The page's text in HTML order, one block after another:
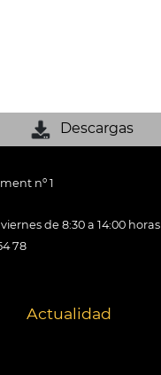
Descargas
nº 1
de 8:30 a 14:00 horas
78
Actualidad